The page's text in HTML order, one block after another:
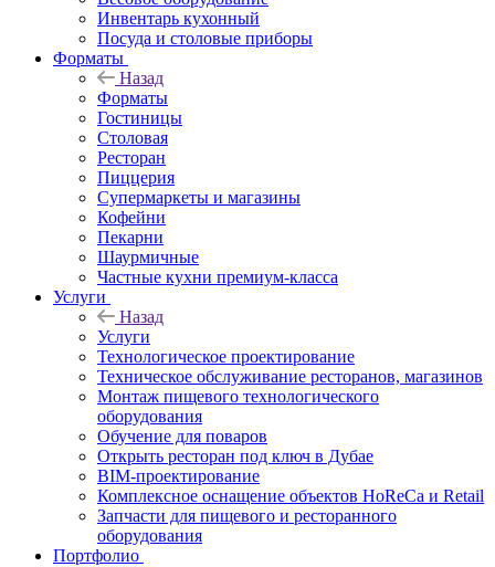
Инвентарь кухонный
Посуда и столовые приборы
Форматы
Назад
Форматы
Гостиницы
Столовая
Ресторан
Пиццерия
Супермаркеты и магазины
Кофейни
Пекарни
Шаурмичные
Частные кухни премиум-класса
Услуги
Назад
Услуги
Технологическое проектирование
Техническое обслуживание ресторанов, магазинов
Монтаж пищевого технологического
оборудования
Обучение для поваров
Открыть ресторан под ключ в Дубае
BIM-проектирование
Комплексное оснащение объектов HoReCa и Retail
Запчасти для пищевого и ресторанного
оборудования
Портфолио